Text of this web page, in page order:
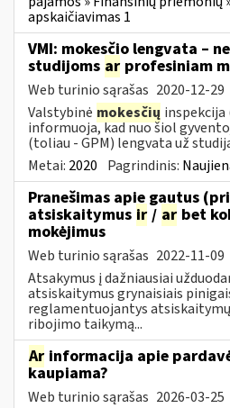
apskaičiavimas 1
VMI: mokesčio lengvata –
studijoms ar profesiniam
Web turinio sąrašas 2020-12-29
Valstybinė mokesčių inspekcija
informuoja, kad nuo šiol
(toliau - GPM) lengvata už
Metai: 2020 Pagrindinis:
Pranešimas apie gautus
atsiskaitymus ir / ar bet
mokėjimus
Web turinio sąrašas 2022-11-09
Atsakymus į dažniausiai
atsiskaitymus grynaisiais
reglamentuojantys
ribojimo taikymą...
Ar informacija apie
kaupiama?
Web turinio sąrašas 2026-03-25